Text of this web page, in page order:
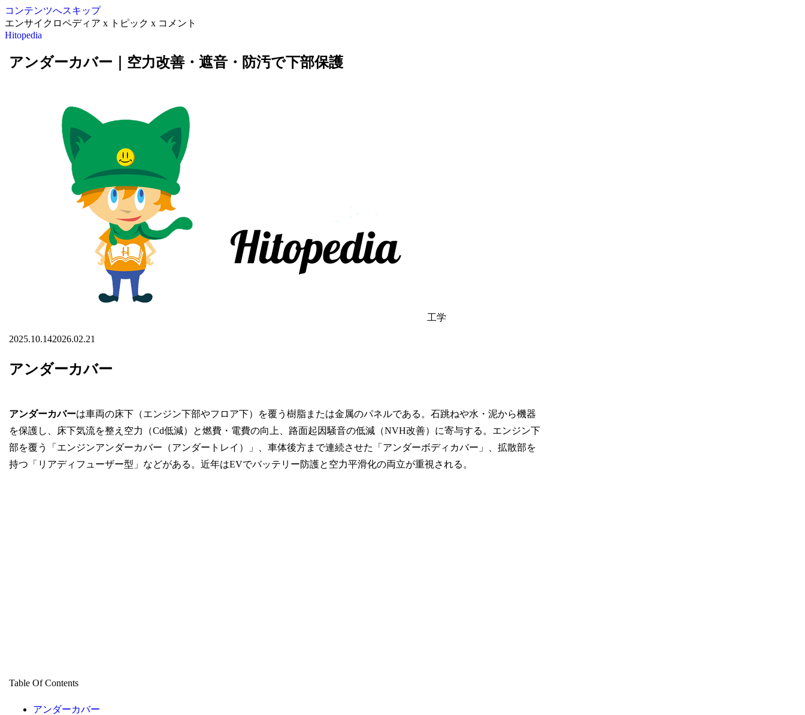
コンテンツへスキップ
エンサイクロペディア x トピック x コメント
Hitopedia
アンダーカバー｜空力改善・遮音・防汚で下部保護
工学
2025.10.142026.02.21
アンダーカバー
アンダーカバーは車両の床下（エンジン下部やフロア下）を覆う樹脂または金属のパネルである。石跳ねや水・泥から機器
を保護し、床下気流を整え空力（Cd低減）と燃費・電費の向上、路面起因騒音の低減（NVH改善）に寄与する。エンジン下
部を覆う「エンジンアンダーカバー（アンダートレイ）」、車体後方まで連続させた「アンダーボディカバー」、拡散部を
持つ「リアディフューザー型」などがある。近年はEVでバッテリー防護と空力平滑化の両立が重視される。
Table Of Contents
アンダーカバー